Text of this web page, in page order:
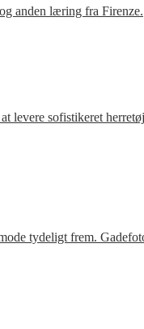
anden læring fra Firenze.
sofistikeret
tydeligt frem.